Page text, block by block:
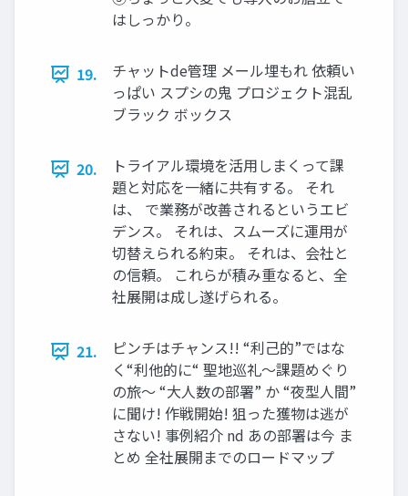
はしっかり。
19.
チャットde管理 メール埋もれ 依頼い
っぱい スプシの鬼 プロジェクト混乱
ブラック ボックス
20.
トライアル環境を活用しまくって課
題と対応を一緒に共有する。 それ
は、 で業務が改善されるというエビ
デンス。 それは、スムーズに運用が
切替えられる約束。 それは、会社と
の信頼。 これらが積み重なると、全
社展開は成し遂げられる。
21.
ピンチはチャンス!! “利己的”ではな
く“利他的に“ 聖地巡礼～課題めぐり
の旅～ “大人数の部署” か “夜型人間”
に聞け! 作戦開始! 狙った獲物は逃が
さない! 事例紹介 nd あの部署は今 ま
とめ 全社展開までのロードマップ